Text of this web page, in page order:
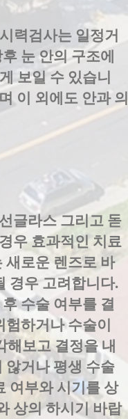
력검사는 일정거
눈 안의 구조에
보일 수 있습니
이 외에도 안과 의
글라스 그리고 돋
우 효과적인 치료
새로운 렌즈로 바
경우 고려합니다.
수술 여부를 결
하거나 수술이
보고 결정을 내
않거나 평생 수술
여부와 시기를 상
상의 하시기 바랍